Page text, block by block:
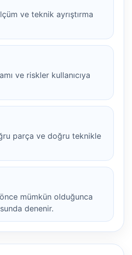
ve teknik ayrıştırma
ve riskler kullanıcıya
parça ve doğru teknikle
mümkün olduğunca
denenir.